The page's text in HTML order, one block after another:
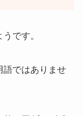
です。
語ではありませ